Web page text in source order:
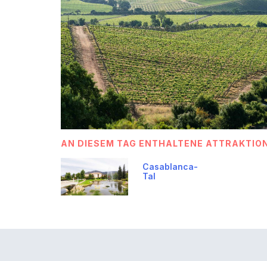
AN DIESEM TAG ENTHALTENE
Casablanca-
Tal